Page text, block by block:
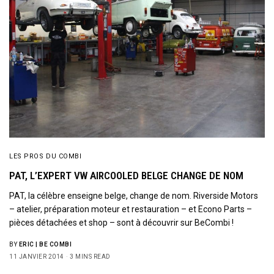
Sign Up to Our Newsletter
LES PROS DU COMBI
PAT, L’EXPERT VW AIRCOOLED BELGE CHANGE DE NOM
PAT, la célèbre enseigne belge, change de nom. Riverside Motors
– atelier, préparation moteur et restauration – et Econo Parts –
pièces détachées et shop – sont à découvrir sur BeCombi !
BY ERIC | BE COMBI
11 JANVIER 2014
3 MINS READ